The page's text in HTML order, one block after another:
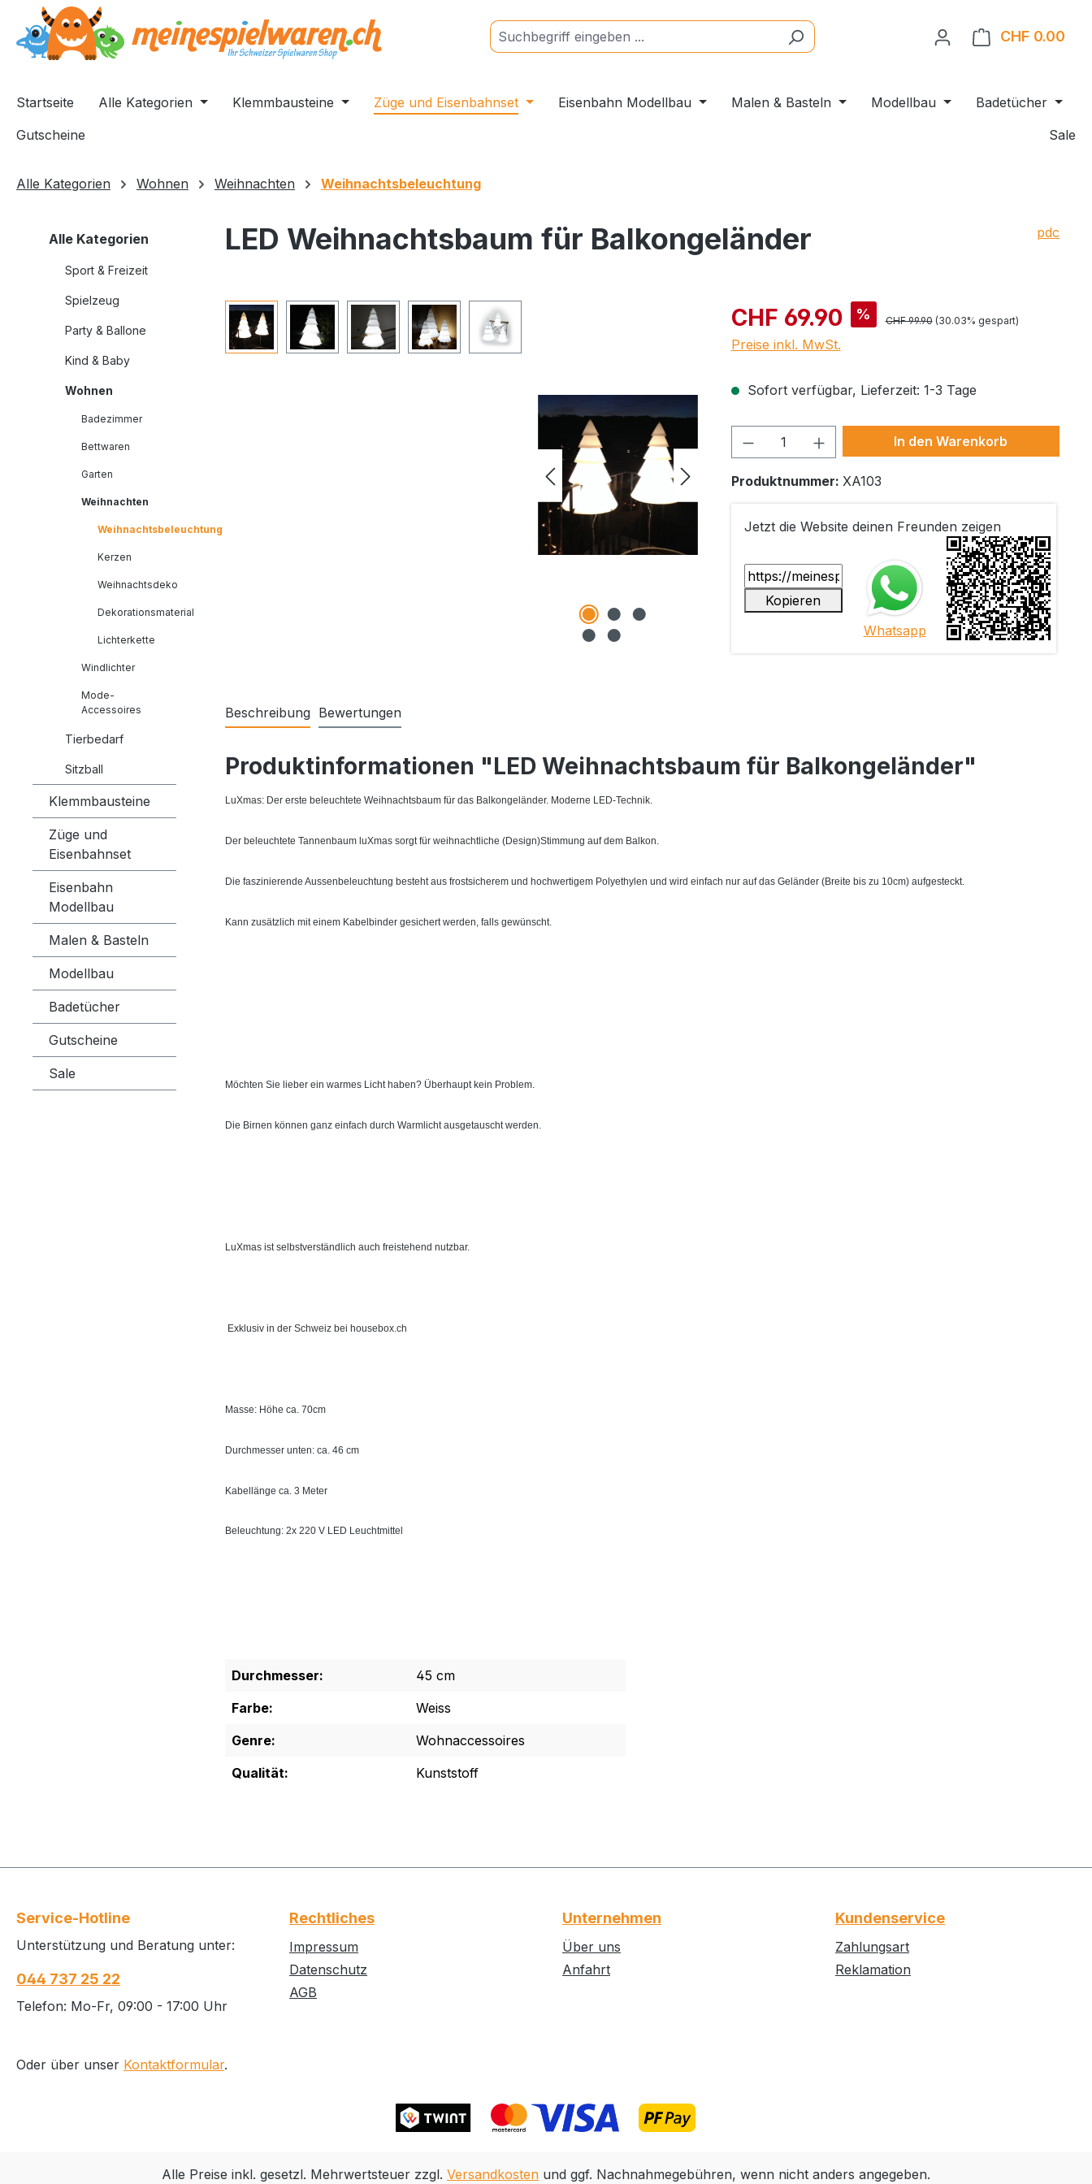
Zur Hauptnavigation springen
CHF 0.00
Startseite Alle Kategorien Klemmbausteine Züge und Eisenbahnset Eisenbahn Modellbau Malen & Basteln Modellbau
Badetücher
Gutscheine
Sale
Alle Kategorien Wohnen Weihnachten Weihnachtsbeleuchtung
Alle Kategorien
Sport & Freizeit
Spielzeug
Party & Ballone
Kind & Baby
Wohnen
Badezimmer
Bettwaren
Garten
Weihnachten
Weihnachtsbeleuchtung
Kerzen
Weihnachtsdeko
Dekorationsmaterial
Lichterkette
Windlichter
Mode-
Accessoires
Tierbedarf
Sitzball
Klemmbausteine
Züge und
Eisenbahnset
Eisenbahn
Modellbau
Malen & Basteln
Modellbau
Badetücher
Gutscheine
Sale
LED Weihnachtsbaum für Balkongeländer pdc
Bildergalerie überspringen CHF 69.90 % CHF 99.90 (30.03% gespart)
Preise inkl. MwSt.
Sofort verfügbar, Lieferzeit: 1-3 Tage
Produkt Anzahl: Gib den
In den Warenkorb
Produktnummer: XA103
Jetzt die Website deinen Freunden zeigen
Kopieren
Whatsapp
Beschreibung Bewertungen
Produktinformationen "LED Weihnachtsbaum für Balkongeländer"
LuXmas: Der erste beleuchtete Weihnachtsbaum für das Balkongeländer. Moderne LED-Technik.
Der beleuchtete Tannenbaum luXmas sorgt für weihnachtliche (Design)Stimmung auf dem Balkon.
Die faszinierende Aussenbeleuchtung besteht aus frostsicherem und hochwertigem Polyethylen und wird einfach nur auf das Geländer (Breite bis zu 10cm) aufgesteckt.
Kann zusätzlich mit einem Kabelbinder gesichert werden, falls gewünscht.
Möchten Sie lieber ein warmes Licht haben? Überhaupt kein Problem.
Die Birnen können ganz einfach durch Warmlicht ausgetauscht werden.
LuXmas ist selbstverständlich auch freistehend nutzbar.
Exklusiv in der Schweiz bei housebox.ch
Masse: Höhe ca. 70cm
Durchmesser unten: ca. 46 cm
Kabellänge ca. 3 Meter
Beleuchtung: 2x 220 V LED Leuchtmittel
Durchmesser:
45 cm
Farbe:
Weiss
Genre:
Wohnaccessoires
Qualität:
Kunststoff
Service-Hotline
Unterstützung und Beratung unter:
044 737 25 22
Telefon: Mo-Fr, 09:00 - 17:00 Uhr
Oder über unser Kontaktformular.
Rechtliches
Impressum
Datenschutz
AGB
Unternehmen
Über uns
Anfahrt
Kundenservice
Zahlungsart
Reklamation
Alle Preise inkl. gesetzl. Mehrwertsteuer zzgl. Versandkosten und ggf. Nachnahmegebühren, wenn nicht anders angegeben.